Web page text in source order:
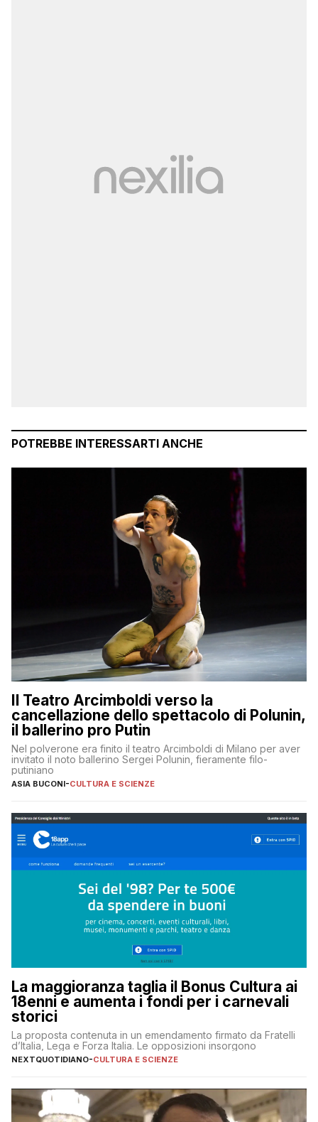
POTREBBE INTERESSARTI ANCHE
Il Teatro Arcimboldi verso la
cancellazione dello spettacolo di Polunin,
il ballerino pro Putin
Nel polverone era finito il teatro Arcimboldi di Milano per aver
invitato il noto ballerino Sergei Polunin, fieramente filo-
putiniano
ASIA BUCONI-CULTURA E SCIENZE
La maggioranza taglia il Bonus Cultura ai
18enni e aumenta i fondi per i carnevali
storici
La proposta contenuta in un emendamento firmato da Fratelli
d’Italia, Lega e Forza Italia. Le opposizioni insorgono
NEXTQUOTIDIANO-CULTURA E SCIENZE